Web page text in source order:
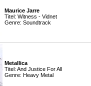
Maurice Jarre
Titel: Witness - Vidnet
Genre: Soundtrack
Metallica
Titel: And Justice For All
Genre: Heavy Metal